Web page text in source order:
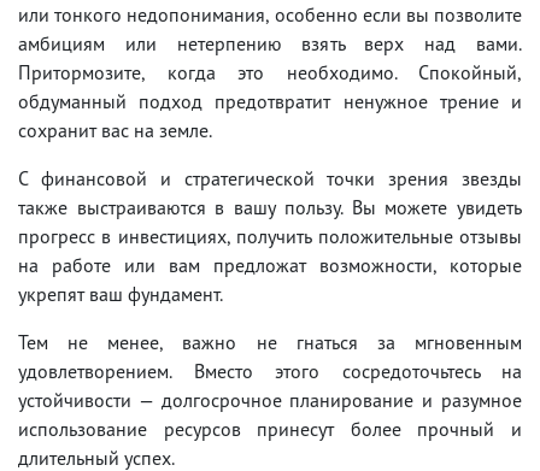
или тонкого недопонимания, особенно если вы позволите
амбициям или нетерпению взять верх над вами.
Притормозите, когда это необходимо. Спокойный,
обдуманный подход предотвратит ненужное трение и
сохранит вас на земле.
С финансовой и стратегической точки зрения звезды
также выстраиваются в вашу пользу. Вы можете увидеть
прогресс в инвестициях, получить положительные отзывы
на работе или вам предложат возможности, которые
укрепят ваш фундамент.
Тем не менее, важно не гнаться за мгновенным
удовлетворением. Вместо этого сосредоточьтесь на
устойчивости — долгосрочное планирование и разумное
использование ресурсов принесут более прочный и
длительный успех.